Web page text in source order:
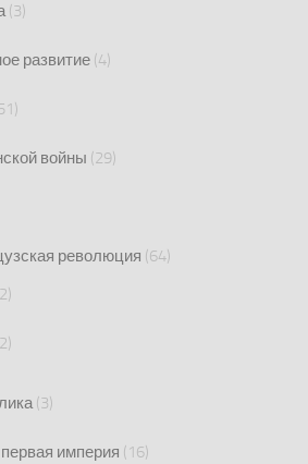
(3)
развитие (4)
войны (29)
революция (64)
(3)
империя (16)